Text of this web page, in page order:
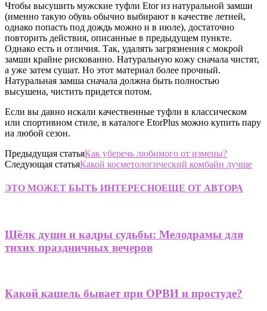
Чтобы высушить мужские туфли Etor из натуральной замши
(именно такую обувь обычно выбирают в качестве летней,
однако попасть под дождь можно и в июле), достаточно
повторить действия, описанные в предыдущем пункте.
Однако есть и отличия. Так, удалять загрязнения с мокрой
замши крайне рискованно. Натуральную кожу сначала чистят,
а уже затем сушат. Но этот материал более прочный.
Натуральная замша сначала должна быть полностью
высушена, чистить придется потом.
Если вы давно искали качественные туфли в классическом
или спортивном стиле, в каталоге EtorPlus можно купить пару
на любой сезон.
Предыдущая статьяКак уберечь любимого от измены?
Следующая статьяКакой косметологический комбайн лучше
ЭТО МОЖЕТ БЫТЬ ИНТЕРЕСНОЕЩЕ ОТ АВТОРА
Шёлк души и кадры судьбы: Мелодрамы для
тихих праздничных вечеров
Какой кашель бывает при ОРВИ и простуде?